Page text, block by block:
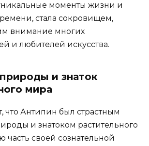
моменты жизни и
стала сокровищем,
внимание многих
и любителей искусства.
и знаток
мира
что Антипин был страстным
и знатоком растительного
своей сознательной